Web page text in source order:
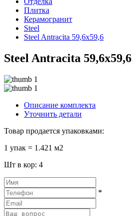
Плитка
Керамогранит
Steel
Steel Antracita 59,6x59,6
Steel Antracita 59,6x59,6
Описание комплекта
Уточнить детали
Товар продается упаковками:
1 упак = 1.421 м2
Шт в кор: 4
*